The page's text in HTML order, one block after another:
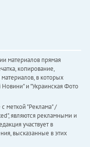
материалов прямая
копирование,
в которых
Новини" и "Украинская Фото
меткой "Реклама" /
являются рекламными и
участвует в
высказанные в этих